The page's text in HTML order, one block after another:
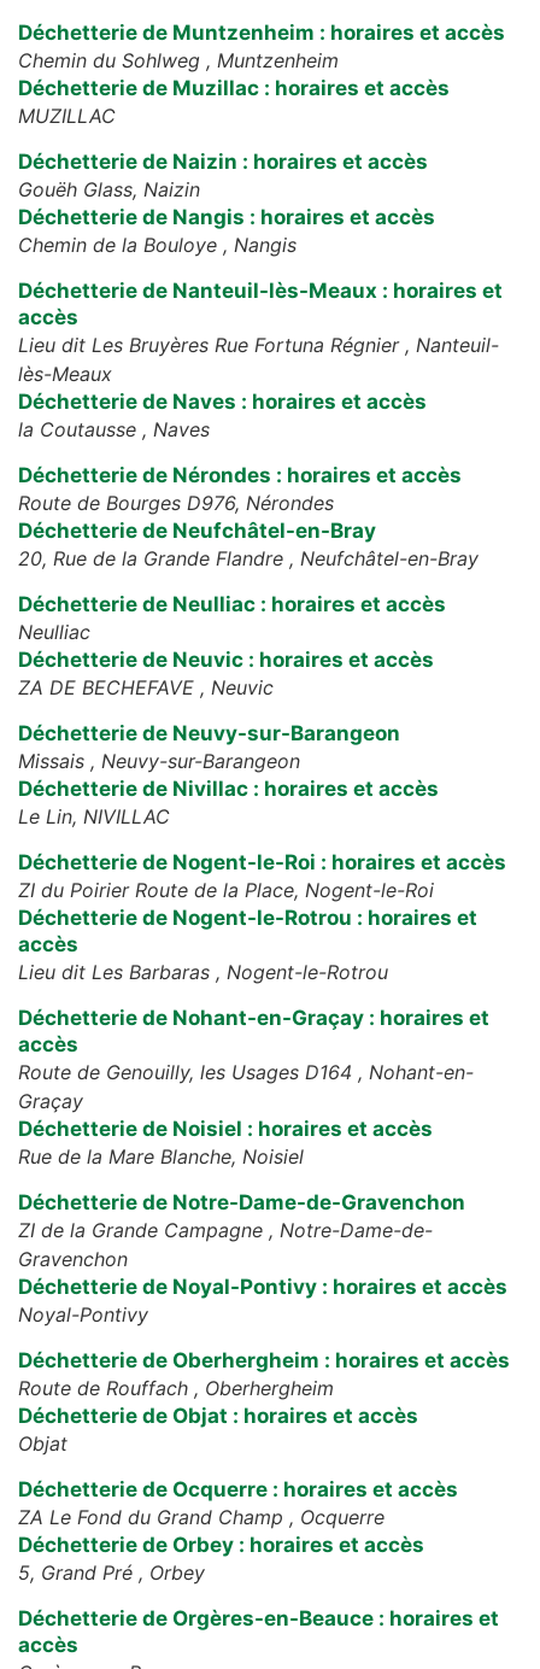
Déchetterie de Muntzenheim : horaires et accès
Chemin du Sohlweg , Muntzenheim
Déchetterie de Muzillac : horaires et accès
MUZILLAC
Déchetterie de Naizin : horaires et accès
Gouëh Glass, Naizin
Déchetterie de Nangis : horaires et accès
Chemin de la Bouloye , Nangis
Déchetterie de Nanteuil-lès-Meaux : horaires et
accès
Lieu dit Les Bruyères Rue Fortuna Régnier , Nanteuil-
lès-Meaux
Déchetterie de Naves : horaires et accès
la Coutausse , Naves
Déchetterie de Nérondes : horaires et accès
Route de Bourges D976, Nérondes
Déchetterie de Neufchâtel-en-Bray
20, Rue de la Grande Flandre , Neufchâtel-en-Bray
Déchetterie de Neulliac : horaires et accès
Neulliac
Déchetterie de Neuvic : horaires et accès
ZA DE BECHEFAVE , Neuvic
Déchetterie de Neuvy-sur-Barangeon
Missais , Neuvy-sur-Barangeon
Déchetterie de Nivillac : horaires et accès
Le Lin, NIVILLAC
Déchetterie de Nogent-le-Roi : horaires et accès
ZI du Poirier Route de la Place, Nogent-le-Roi
Déchetterie de Nogent-le-Rotrou : horaires et
accès
Lieu dit Les Barbaras , Nogent-le-Rotrou
Déchetterie de Nohant-en-Graçay : horaires et
accès
Route de Genouilly, les Usages D164 , Nohant-en-
Graçay
Déchetterie de Noisiel : horaires et accès
Rue de la Mare Blanche, Noisiel
Déchetterie de Notre-Dame-de-Gravenchon
ZI de la Grande Campagne , Notre-Dame-de-
Gravenchon
Déchetterie de Noyal-Pontivy : horaires et accès
Noyal-Pontivy
Déchetterie de Oberhergheim : horaires et accès
Route de Rouffach , Oberhergheim
Déchetterie de Objat : horaires et accès
Objat
Déchetterie de Ocquerre : horaires et accès
ZA Le Fond du Grand Champ , Ocquerre
Déchetterie de Orbey : horaires et accès
5, Grand Pré , Orbey
Déchetterie de Orgères-en-Beauce : horaires et
accès